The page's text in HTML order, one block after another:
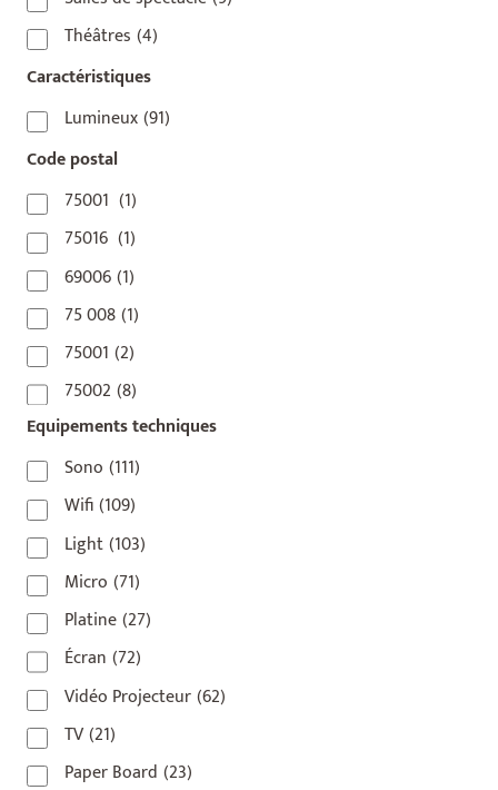
Théâtres (4)
Caractéristiques
Lumineux(91)
Code postal
75001 (1)
75016 (1)
69006(1)
75 008(1)
75001 (2)
75002 (8)
75003(1)
75004(2)
75006 (5)
75007(7)
75008 (17)
75009(5)
75010 (9)
75011 (17)
75012(8)
75013(2)
Equipements techniques
Sono (111)
Wifi(109)
Light(103)
Micro (71)
Platine(27)
Écran (72)
Vidéo Projecteur(62)
TV(21)
Paper Board (23)